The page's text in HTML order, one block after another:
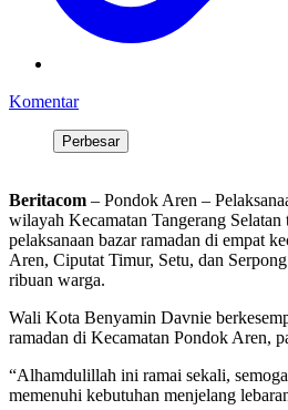
Komentar
Perbesar
Beritacom – Pondok Aren –
wilayah Kecamatan Tangerang
pelaksanaan bazar ramadan di empat
Aren, Ciputat Timur, Setu, dan
ribuan warga.
Wali Kota Benyamin Davnie
ramadan di Kecamatan Pondok Aren,
“Alhamdulillah ini ramai sekali,
memenuhi kebutuhan menjelang